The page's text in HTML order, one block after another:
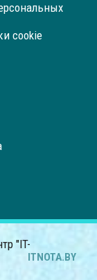
cookie
"IT-
ITNOTA.BY